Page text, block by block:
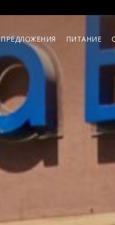
ПРЕДЛОЖЕНИЯ ПИТАНИЕ